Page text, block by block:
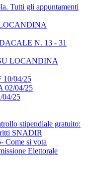
Tutti gli appuntamenti
N. 13 - 31
LOCANDINA
10/04/25
02/04/25
04/25
stipendiale gratuito:
SNADIR
Come si vota
Elettorale